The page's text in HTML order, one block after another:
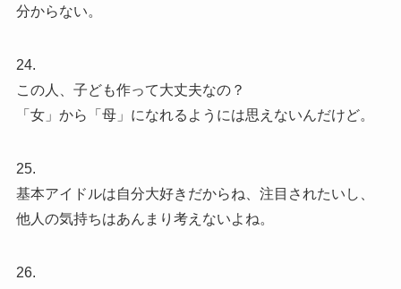
分からない。
24.
この人、子ども作って大丈夫なの？
「女」から「母」になれるようには思えないんだけど。
25.
基本アイドルは自分大好きだからね、注目されたいし、
他人の気持ちはあんまり考えないよね。
26.